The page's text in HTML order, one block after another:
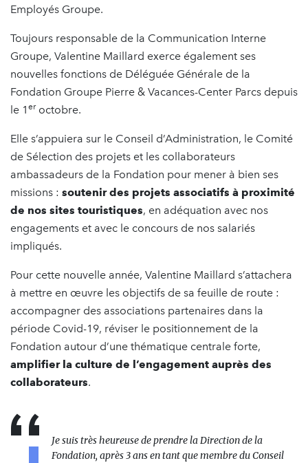
Employés Groupe.
Toujours responsable de la Communication Interne
Groupe, Valentine Maillard exerce également ses
nouvelles fonctions de Déléguée Générale de la
Fondation Groupe Pierre & Vacances-Center Parcs depuis
le 1 eroctobre.
Elle s’appuiera sur le Conseil d’Administration, le Comité
de Sélection des projets et les collaborateurs
ambassadeurs de la Fondation pour mener à bien ses
missions : soutenir des projets associatifs à proximité
de nos sites touristiques, en adéquation avec nos
engagements et avec le concours de nos salariés
impliqués.
Pour cette nouvelle année, Valentine Maillard s’attachera
à mettre en œuvre les objectifs de sa feuille de route :
accompagner des associations partenaires dans la
période Covid-19, réviser le positionnement de la
Fondation autour d’une thématique centrale forte,
amplifier la culture de l’engagement auprès des
collaborateurs.
Je suis très heureuse de prendre la Direction de la
Fondation, après 3 ans en tant que membre du Conseil